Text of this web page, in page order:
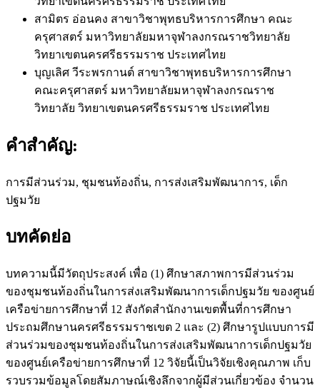
สามิตร อ่อนคง สาขาวิชาพุทธบริหารการศึกษา คณะ
ครุศาสตร์ มหาวิทยาลัยมหาจุฬาลงกรณราชวิทยาลัย
วิทยาเขตนครศรีธรรมราช ประเทศไทย
บุญเลิศ วีระพรกานต์ สาขาวิชาพุทธบริหารการศึกษา
คณะครุศาสตร์ มหาวิทยาลัยมหาจุฬาลงกรณราช
วิทยาลัย วิทยาเขตนครศรีธรรมราช ประเทศไทย
คำสำคัญ:
การมีส่วนร่วม, ชุมชนท้องถิ่น, การส่งเสริมพัฒนาการ, เด็ก
ปฐมวัย
บทคัดย่อ
บทความนี้มีวัตถุประสงค์ เพื่อ (1) ศึกษาสภาพการมีส่วนร่วม
ของชุมชนท้องถิ่นในการส่งเสริมพัฒนาการเด็กปฐมวัย ของศูนย์
เครือข่ายการศึกษาที่ 12 สังกัดสำนักงานเขตพื้นที่การศึกษา
ประถมศึกษานครศรีธรรมราชเขต 2 และ (2) ศึกษารูปแบบการมี
ส่วนร่วมของชุมชนท้องถิ่นในการส่งเสริมพัฒนาการเด็กปฐมวัย
ของศูนย์เครือข่ายการศึกษาที่ 12 วิจัยนี้เป็นวิจัยเชิงคุณภาพ เก็บ
รวบรวมข้อมูลโดยสัมภาษณ์เชิงลึกจากผู้มีส่วนเกี่ยวข้อง จำนวน